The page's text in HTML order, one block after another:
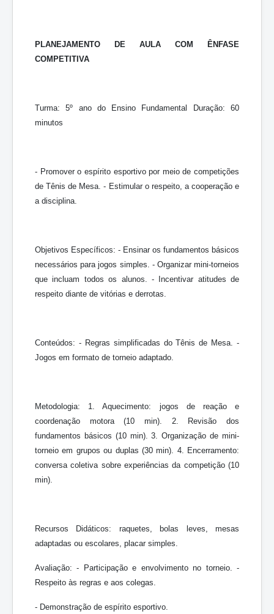
PLANEJAMENTO DE AULA COM ÊNFASE
COMPETITIVA
Turma: 5º ano do Ensino Fundamental Duração: 60
minutos
- Promover o espírito esportivo por meio de competições
de Tênis de Mesa. - Estimular o respeito, a cooperação e
a disciplina.
Objetivos Específicos: - Ensinar os fundamentos básicos
necessários para jogos simples. - Organizar mini-torneios
que incluam todos os alunos. - Incentivar atitudes de
respeito diante de vitórias e derrotas.
Conteúdos: - Regras simplificadas do Tênis de Mesa. -
Jogos em formato de torneio adaptado.
Metodologia: 1. Aquecimento: jogos de reação e
coordenação motora (10 min). 2. Revisão dos
fundamentos básicos (10 min). 3. Organização de mini-
torneio em grupos ou duplas (30 min). 4. Encerramento:
conversa coletiva sobre experiências da competição (10
min).
Recursos Didáticos: raquetes, bolas leves, mesas
adaptadas ou escolares, placar simples.
Avaliação: - Participação e envolvimento no torneio. -
Respeito às regras e aos colegas.
- Demonstração de espírito esportivo.